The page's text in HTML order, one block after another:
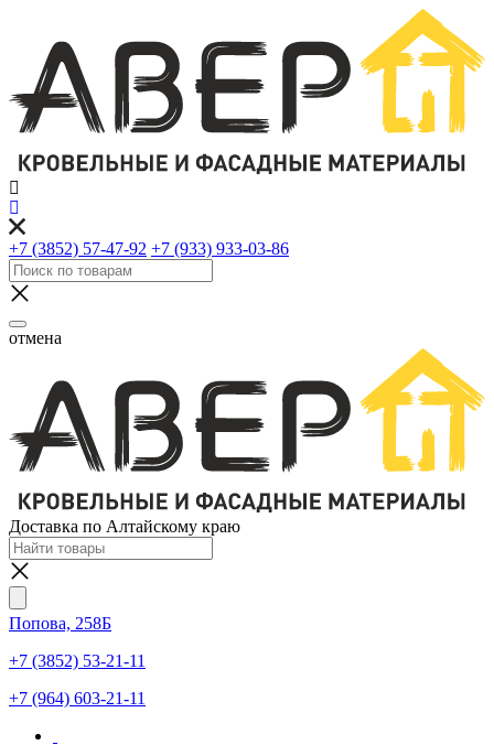
+7 (3852) 57-47-92 +7 (933) 933-03-86
отмена
Доставка по Алтайскому краю
Попова, 258Б
+7 (3852) 53-21-11
+7 (964) 603-21-11